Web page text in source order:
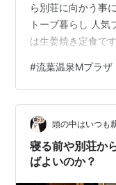
ら別荘に向かう事
トーブ暮らし 人
は生姜焼き定食で
ので以前の写真を
温まってから行っ
は１１℃と寒かっ
つい１週間前に別
が、「来た時より
か、荒らされた様
#流葉温泉Mプラザ
頭の中はいつも
寝る前や別荘か
ばよいのか？